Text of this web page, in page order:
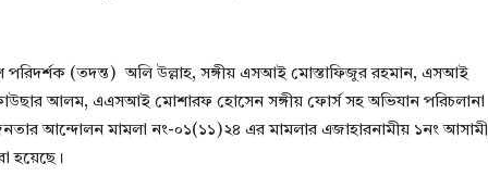
(তদন্ত) অলি উল্লাহ, সঙ্গীয় এসআই মোস্তাফিজুর রহমান, এসআই
আলম, এএসআই মোশারফ হোসেন সঙ্গীয় ফোর্স সহ অভিযান পরিচলানা
আন্দোলন মামলা নং-০১(১১)২৪ এর মামলার এজাহারনামীয় ১নং আসামী
হয়েছে।